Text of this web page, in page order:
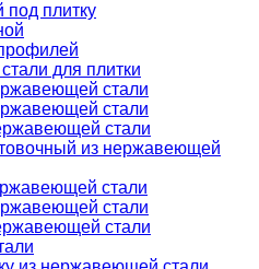
плитку
для плитки
стали
стали
стали
из нержавеющей
стали
стали
стали